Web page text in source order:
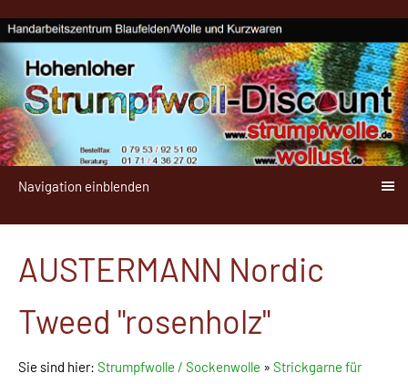
Navigation einblenden
AUSTERMANN Nordic
Tweed "rosenholz"
Sie sind hier: Strumpfwolle / Sockenwolle » Strickgarne für